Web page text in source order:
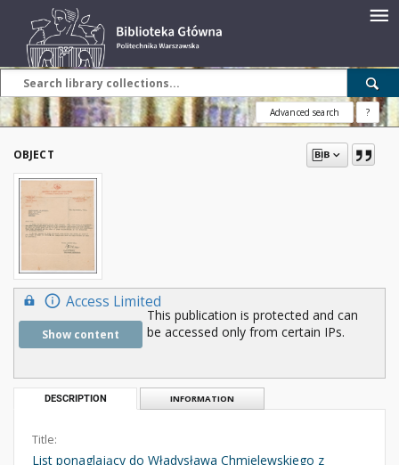
Advanced search ?
OBJECT
Access Limited
Show content
This publication is protected and can
be accessed only from certain IPs.
DESCRIPTION INFORMATION
Title:
List ponaglający do Władysława Chmielewskiego z